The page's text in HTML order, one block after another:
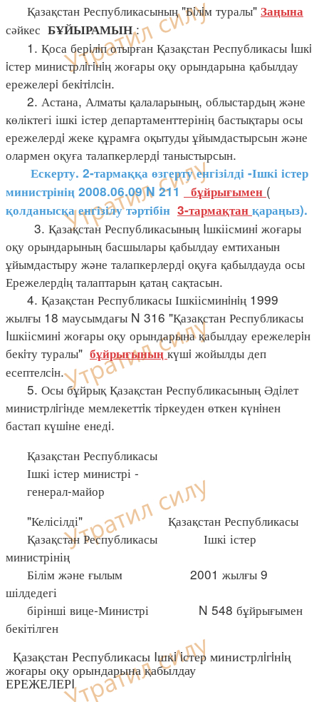
Қазақстан Республикасының "Бiлiм туралы" Заңына
сәйкес БҰЙЫРАМЫН:
1. Қоса берiлiп отырған Қазақстан Республикасы Iшкi
iстер министрлiгiнiң жоғары оқу орындарына қабылдау
ережелерi бекiтiлсiн.
2. Астана, Алматы қалаларының, облыстардың және
көліктегі ішкі істер департаменттерінің бастықтары осы
ережелердi жеке құрамға оқытуды ұйымдастырсын және
олармен оқуға талапкерлердi таныстырсын.
Ескерту. 2-тармаққа өзгерту енгізілді -Ішкі істер
министрінің 2008.06.09 N 211
бұйрығымен (
қолданысқа енгізілу тәртібін 3-тармақтан қараңыз).
3. Қазақстан Республикасының Iшкіісминi жоғары
оқу орындарының басшылары қабылдау емтиханын
ұйымдастыру және талапкерлердi оқуға қабылдауда осы
Ережелердiң талаптарын қатаң сақтасын.
4. Қазақстан Республикасы Ішкіісминiнiң 1999
жылғы 18 маусымдағы N 316 "Қазақстан Республикасы
Iшкіісминi жоғары оқу орындарына қабылдау ережелерiн
бекiту туралы" бұйрығыныңкүшi жойылды деп
есептелсiн.
5. Осы бұйрық Қазақстан Республикасының Әдiлет
министрлiгiнде мемлекеттiк тiркеуден өткен күнiнен
бастап күшiне енедi.
Қазақстан Республикасы
Ішкі істер министрі -
генерал-майор
"Келісілді" Қазақстан Республикасы
Қазақстан Республикасы Ішкі істер
министрінің
Білім және ғылым 2001 жылғы 9
шілдедегі
бірінші вице-Министрі N 548 бұйрығымен
бекітілген
Қазақстан Республикасы Iшкi iстер министрлiгiнiң
жоғары оқу орындарына қабылдау
ЕРЕЖЕЛЕРI